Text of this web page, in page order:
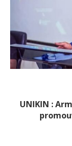
UNIKIN :